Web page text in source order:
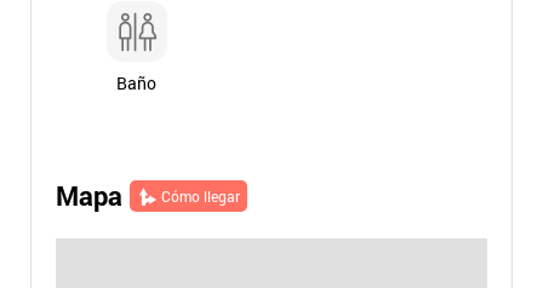
Baño
Mapa Cómo llegar